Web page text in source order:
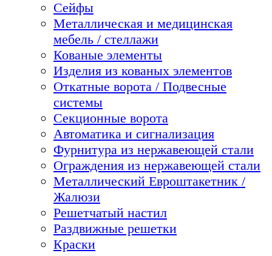
Сейфы
Металлическая и медицинская
мебель / стеллажи
Кованые элементы
Изделия из кованых элементов
Откатные ворота / Подвесные
системы
Секционные ворота
Автоматика и сигнализация
Фурнитура из нержавеющей стали
Ограждения из нержавеющей стали
Металлический Евроштакетник /
Жалюзи
Решетчатый настил
Раздвижные решетки
Краски